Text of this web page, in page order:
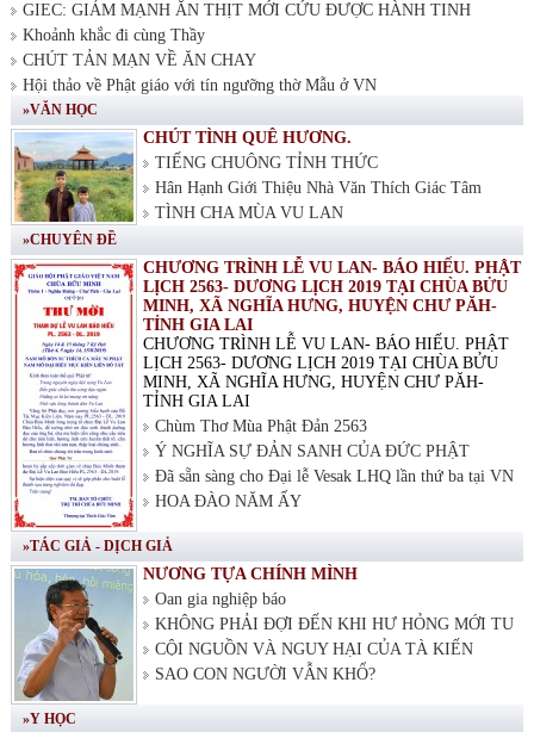
GIEC: GIẢM MẠNH ĂN THỊT MỚI CỨU ĐƯỢC HÀNH TINH
Khoảnh khắc đi cùng Thầy
CHÚT TẢN MẠN VỀ ĂN CHAY
Hội thảo về Phật giáo với tín ngưỡng thờ Mẫu ở VN
»VĂN HỌC
CHÚT TÌNH QUÊ HƯƠNG.
TIẾNG CHUÔNG TỈNH THỨC
Hân Hạnh Giới Thiệu Nhà Văn Thích Giác Tâm
TÌNH CHA MÙA VU LAN
»CHUYÊN ĐỀ
CHƯƠNG TRÌNH LỄ VU LAN- BÁO HIẾU. PHẬT
LỊCH 2563- DƯƠNG LỊCH 2019 TẠI CHÙA BỬU
MINH, XÃ NGHĨA HƯNG, HUYỆN CHƯ PĂH-
TỈNH GIA LAI
CHƯƠNG TRÌNH LỄ VU LAN- BÁO HIẾU. PHẬT
LỊCH 2563- DƯƠNG LỊCH 2019 TẠI CHÙA BỬU
MINH, XÃ NGHĨA HƯNG, HUYỆN CHƯ PĂH-
TỈNH GIA LAI
Chùm Thơ Mùa Phật Đản 2563
Ý NGHĨA SỰ ĐẢN SANH CỦA ĐỨC PHẬT
Đã sẵn sàng cho Đại lễ Vesak LHQ lần thứ ba tại VN
HOA ĐÀO NĂM ẤY
»TÁC GIẢ - DỊCH GIẢ
NƯƠNG TỰA CHÍNH MÌNH
Oan gia nghiệp báo
KHÔNG PHẢI ĐỢI ĐẾN KHI HƯ HỎNG MỚI TU
CỘI NGUỒN VÀ NGUY HẠI CỦA TÀ KIẾN
SAO CON NGƯỜI VẪN KHỔ?
»Y HỌC